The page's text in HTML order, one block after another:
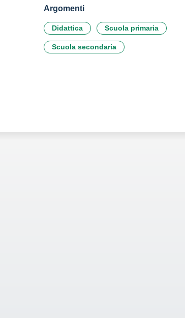
Argomenti
Didattica Scuola primaria
Scuola secondaria